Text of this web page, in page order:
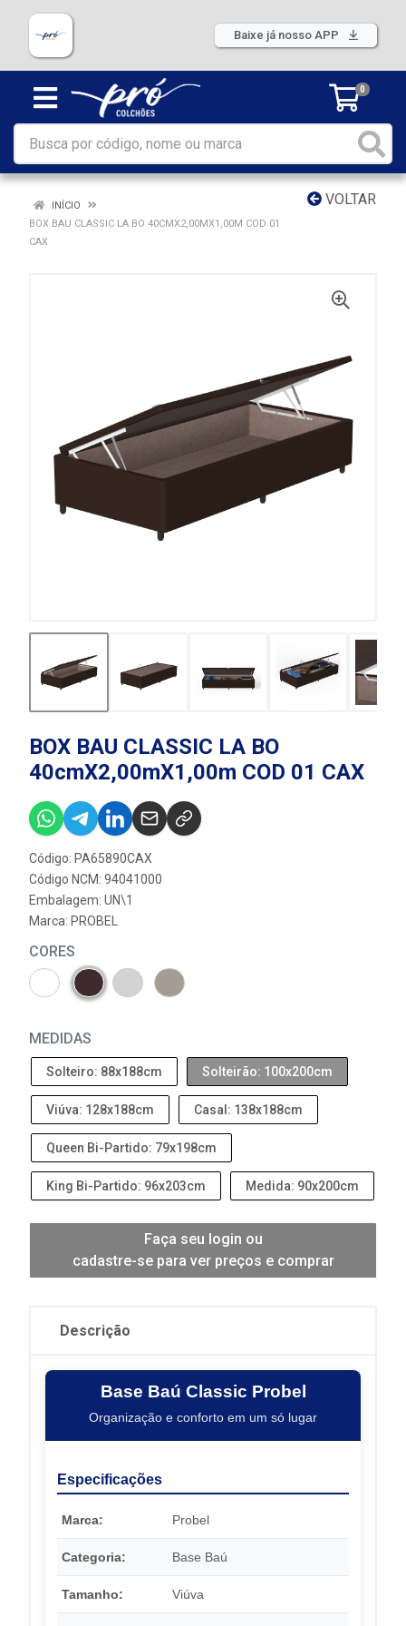
Baixe já nosso APP
0
VOLTAR
INÍCIO
BOX BAU CLASSIC LA BO 40CMX2,00MX1,00M COD 01
CAX
BOX BAU CLASSIC LA BO
40cmX2,00mX1,00m COD 01 CAX
Código: PA65890CAX
Código NCM: 94041000
Embalagem: UN\1
Marca: PROBEL
CORES
MEDIDAS
Solteiro: 88x188cm Solteirão: 100x200cm
Viúva: 128x188cm Casal: 138x188cm
Queen Bi-Partido: 79x198cm
King Bi-Partido: 96x203cm Medida: 90x200cm
Faça seu login ou
cadastre-se para ver preços e comprar
Descrição
Base Baú Classic Probel
Organização e conforto em um só lugar
Especificações
Marca: Probel
Categoria: Base Baú
Tamanho: Viúva